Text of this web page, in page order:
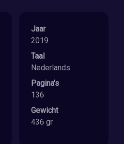
Jaar
2019
Taal
Nederlands
Pagina's
136
Gewicht
436 gr